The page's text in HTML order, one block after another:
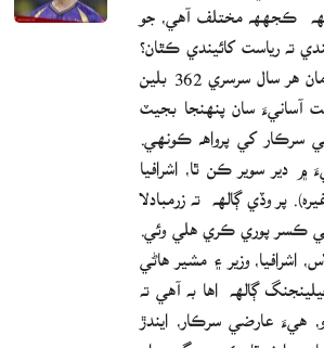
اها ڳالھه ڪجهھ مختلف آهي، جو
ته رياست کائيندي ڪٿان؟
اهڙي هڪ ڪاٿي موجب هيءَ حڪومت (اڳ واريون حڪومتون به) پيٽروليم مصنوعات تي رڳو ٽيڪس مان هر سال سرسري 362 بلين
آسانيءَ سان پنهنجا بجيٽ
سرڪار کي پرواھ ڪونهي.
دير سوير ڪن ٿا، اشرافيا
وڏي ڳالھه ته زرمبادلا
ڪسر پوري ڪري هلي وئي.
ڪلاس، اشرافيا، وزير ۽ مشير هاڻي
ڳالھه اها به آهي ته
هيءَ عارضي سرڪار، ايندڙ
نه ٿا ڪري سگهن، ان